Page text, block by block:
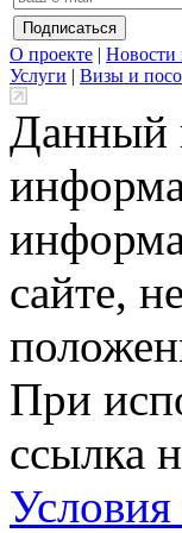
О проекте | Новости
Услуги | Визы и
Данный
сайте,
При
ссылка
Условия